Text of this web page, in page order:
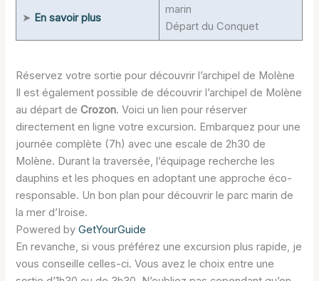
➤ En savoir plus
marin
Départ du Conquet
Réservez votre sortie pour découvrir l’archipel de Molène
Il est également possible de découvrir l’archipel de Molène
au départ deCrozon. Voici un lien pour réserver
directement en ligne votre excursion. Embarquez pour une
journée complète (7h) avec une escale de 2h30 de
Molène. Durant la traversée, l’équipage recherche les
dauphins et les phoques en adoptant une approche éco-
responsable. Un bon plan pour découvrir le parc marin de
la mer d’Iroise.
Powered byGetYourGuide
En revanche, si vous préférez une excursion plus rapide, je
vous conseille celles-ci. Vous avez le choix entre une